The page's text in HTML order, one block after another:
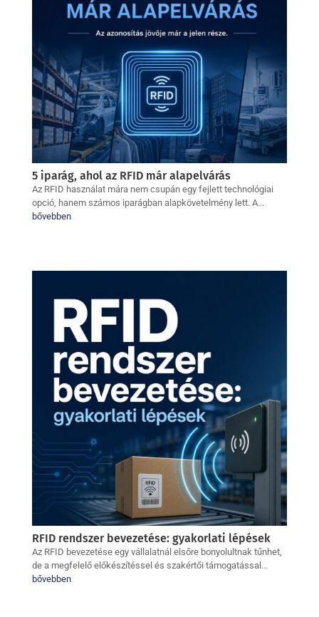
5 iparág, ahol az RFID már alapelvárás
Az RFID használat mára nem csupán egy fejlett technológiai
opció, hanem számos iparágban alapkövetelmény lett. A...
bővebben
RFID rendszer bevezetése: gyakorlati lépések
Az RFID bevezetése egy vállalatnál elsőre bonyolultnak tűnhet,
de a megfelelő előkészítéssel és szakértői támogatással...
bővebben